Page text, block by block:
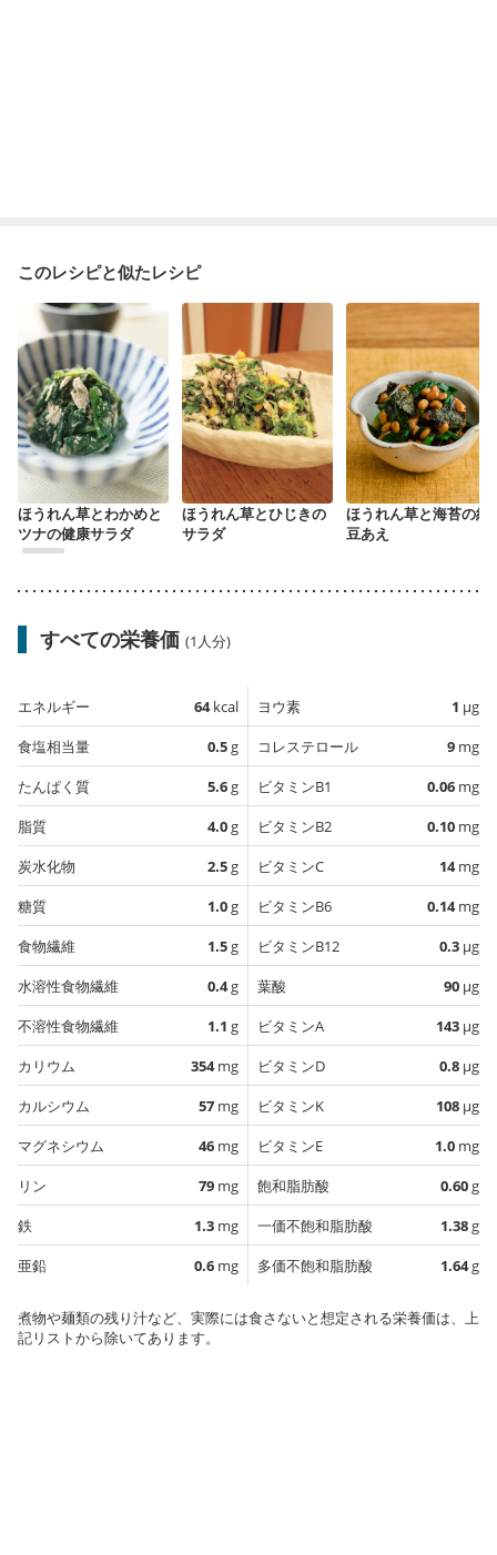
このレシピと似たレシピ
ほうれん草とわかめと
ツナの健康サラダ
ほうれん草とひじきの
サラダ
ほうれん草と海苔の納
豆あえ
すべての栄養価 (1人分)
エネルギー 64kcal
食塩相当量
0.5g
たんぱく質
5.6g
脂質
4.0g
炭水化物
2.5g
糖質
1.0g
食物繊維
1.5g
水溶性食物繊維
0.4g
不溶性食物繊維
1.1 g
カリウム
354mg
カルシウム
57 mg
マグネシウム
46 mg
リン
79 mg
鉄
1.3 mg
亜鉛
0.6 mg
ヨウ素 1 µg
コレステロール
9 mg
ビタミンB1
0.06 mg
ビタミンB2
0.10 mg
ビタミンC
14mg
ビタミンB6
0.14mg
ビタミンB12
0.3 µg
葉酸
90 µg
ビタミンA
143 µg
ビタミンD
0.8 µg
ビタミンK
108 µg
ビタミンE
1.0 mg
飽和脂肪酸
0.60g
一価不飽和脂肪酸
1.38g
多価不飽和脂肪酸
1.64g
煮物や麺類の残り汁など、実際には食さないと想定される栄養価は、上
記リストから除いてあります。